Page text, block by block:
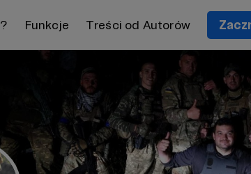
Funkcje Treści od Autorów